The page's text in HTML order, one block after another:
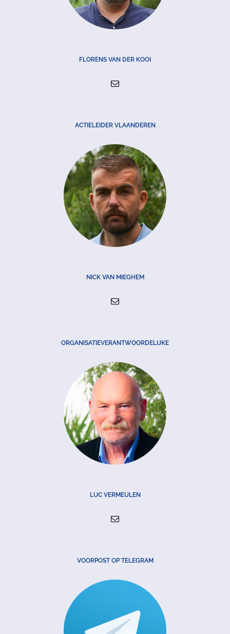
FLORENS VAN DER KOOI
ACTIELEIDER VLAANDEREN
NICK VAN MIEGHEM
ORGANISATIEVERANTWOORDELIJKE
LUC VERMEULEN
VOORPOST OP TELEGRAM